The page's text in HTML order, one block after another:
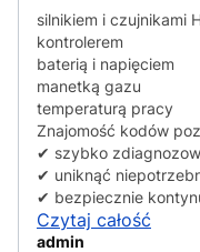
silnikiem i czujnikami
kontrolerem
baterią i napięciem
manetką gazu
temperaturą pracy
Znajomość kodów
✔ szybko
✔ uniknąć
✔ bezpiecznie
Czytaj całość
admin